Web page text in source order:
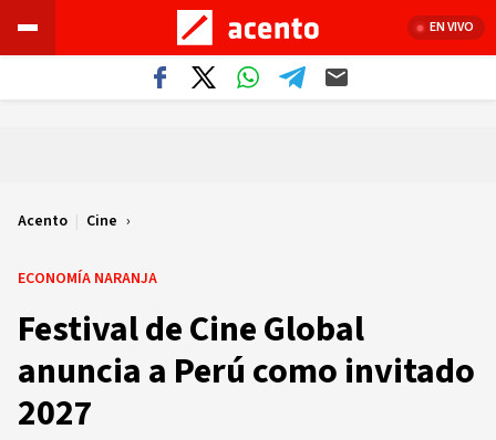
EN VIVO
Acento | Cine
ECONOMÍA NARANJA
Festival de Cine Global
anuncia a Perú como invitado
2027